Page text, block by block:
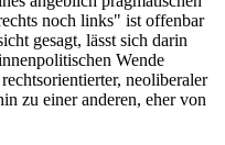
noch links" ist offenbar
gesagt, lässt sich darin
Wende
neoliberaler
zu einer anderen, eher von